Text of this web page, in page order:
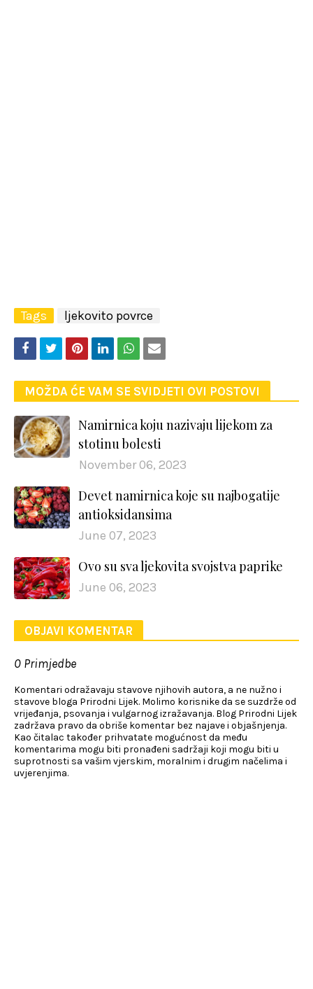
Tags ljekovito povrce
MOŽDA ĆE VAM SE SVIDJETI OVI POSTOVI
Namirnica koju nazivaju lijekom za
stotinu bolesti
November 06, 2023
Devet namirnica koje su najbogatije
antioksidansima
June 07, 2023
Ovo su sva ljekovita svojstva paprike
June 06, 2023
OBJAVI KOMENTAR
0 Primjedbe
Komentari odražavaju stavove njihovih autora, a ne nužno i
stavove bloga Prirodni Lijek. Molimo korisnike da se suzdrže od
vrijeđanja, psovanja i vulgarnog izražavanja. Blog Prirodni Lijek
zadržava pravo da obriše komentar bez najave i objašnjenja.
Kao čitalac također prihvatate mogućnost da među
komentarima mogu biti pronađeni sadržaji koji mogu biti u
suprotnosti sa vašim vjerskim, moralnim i drugim načelima i
uvjerenjima.